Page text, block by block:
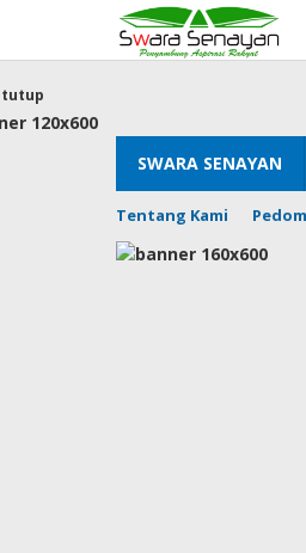
konten
SWARA SENAYAN
Tentang Kami
tutup